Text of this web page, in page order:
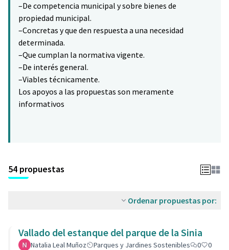
–De competencia municipal y sobre bienes de
propiedad municipal.
–Concretas y que den respuesta a una necesidad
determinada.
–Que cumplan la normativa vigente.
–De interés general.
–Viables técnicamente.
Los apoyos a las propuestas son meramente
informativos
54 propuestas
Ordenar propuestas por:
Vallado del estanque del parque de la Sinia
Natalia Leal Muñoz Parques y Jardines Sostenibles 0
0